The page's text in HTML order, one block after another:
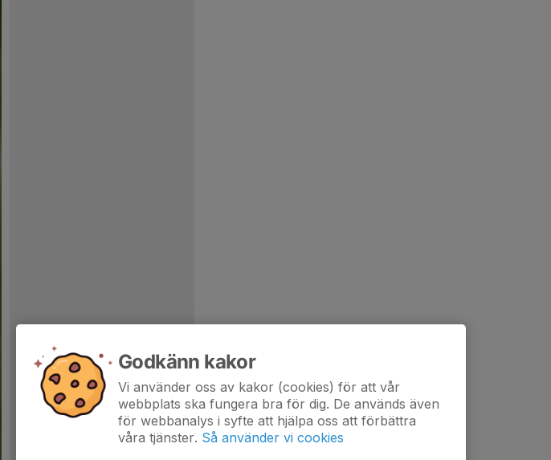
Godkänn kakor
Vi använder oss av kakor (cookies) för att vår
webbplats ska fungera bra för dig. De används även
för webbanalys i syfte att hjälpa oss att förbättra
våra tjänster. Så använder vi cookies